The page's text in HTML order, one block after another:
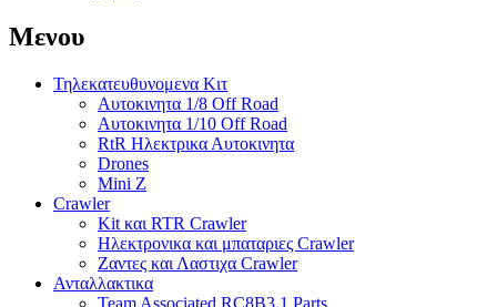
Μενου
Τηλεκατευθυνομενα Κιτ
Αυτοκινητα 1/8 Off Road
Αυτοκινητα 1/10 Off Road
RtR Ηλεκτρικα Αυτοκινητα
Drones
Mini Z
Crawler
Kit και RTR Crawler
Ηλεκτρονικα και μπαταριες Crawler
Ζαντες και Λαστιχα Crawler
Ανταλλακτικα
Team Associated RC8B3.1 Parts